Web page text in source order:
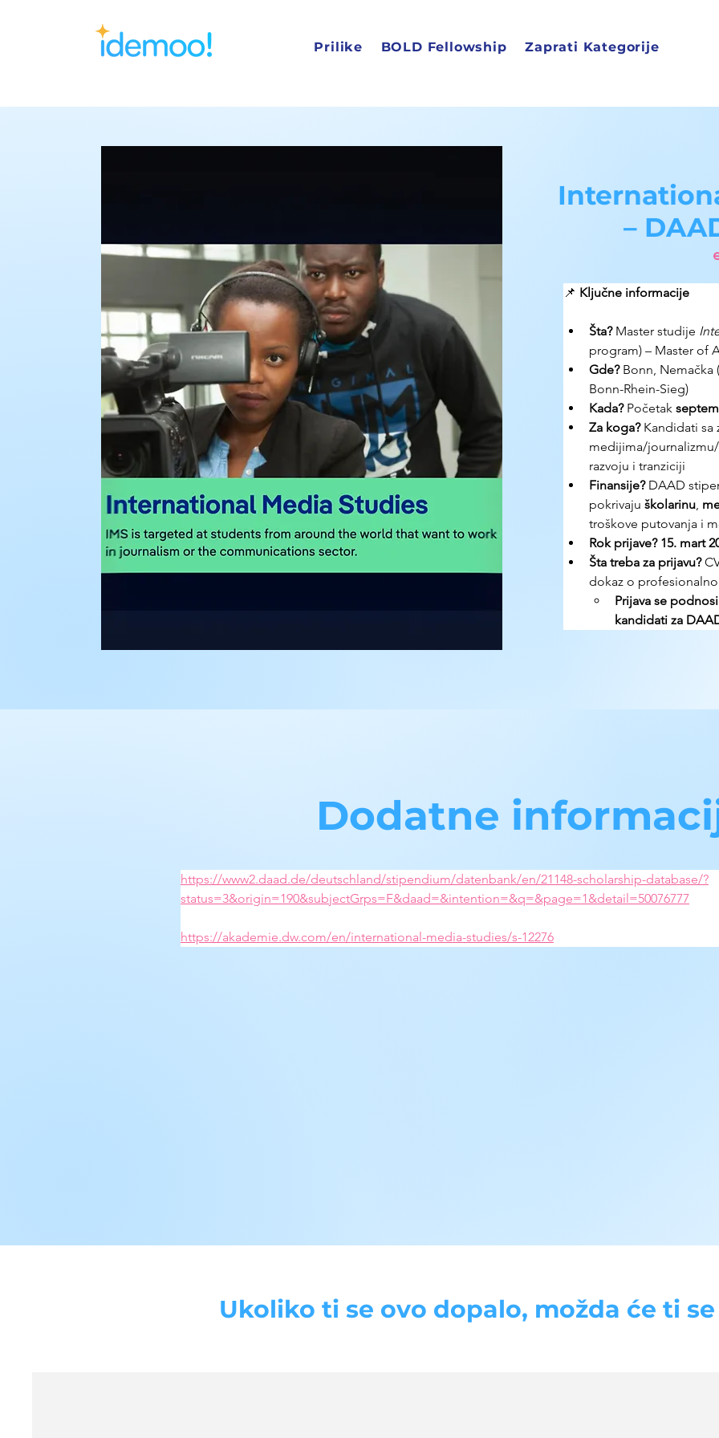
Prilike BOLD Fellowship Zaprati Kategorije
–
📌 Ključne informacije
Šta? Master studije
program) – Master of
Gde? Bonn, Nemačka
Bonn-Rhein-Sieg)
Kada? Početak
Za koga? Kandidati sa
medijima/
razvoju i tranziciji
Finansije? DAAD
pokrivaju školarinu,
troškove putovanja i
Rok prijave? 15. mart
Šta treba za prijavu?
dokaz o
Prijava se
kandidati za
Dodatne
https://www2.daad.de/deutschland/stipendium/datenbank/en/21148-scholarship-database/?
status=3&origin=190&subjectGrps=F&daad=&intention=&q=&page=1&detail=50076777
https://akademie.dw.com/en/international-media-studies/s-12276
Ukoliko ti se ovo dopalo, možda će ti